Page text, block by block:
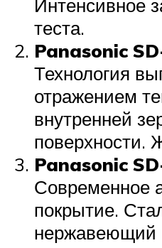
Интенсивное
теста.
Panasonic
Технология
отражением
внутренней
поверхности.
Panasonic
Современное
покрытие.
нержавеющий